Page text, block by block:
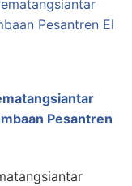
Pesantren